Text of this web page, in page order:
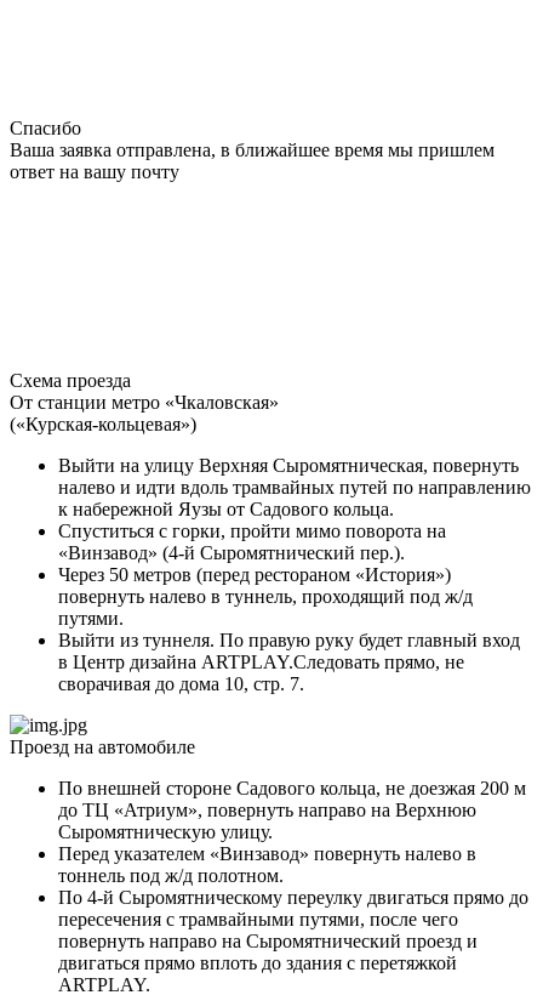
Спасибо
Ваша заявка отправлена, в ближайшее время мы пришлем
ответ на вашу почту
Схема проезда
От станции метро «Чкаловская»
(«Курская-кольцевая»)
Выйти на улицу Верхняя Сыромятническая, повернуть
налево и идти вдоль трамвайных путей по направлению
к набережной Яузы от Садового кольца.
Спуститься с горки, пройти мимо поворота на
«Винзавод» (4-й Сыромятнический пер.).
Через 50 метров (перед рестораном «История»)
повернуть налево в туннель, проходящий под ж/д
путями.
Выйти из туннеля. По правую руку будет главный вход
в Центр дизайна ARTPLAY.Следовать прямо, не
сворачивая до дома 10, стр. 7.
Проезд на автомобиле
По внешней стороне Садового кольца, не доезжая 200 м
до ТЦ «Атриум», повернуть направо на Верхнюю
Сыромятническую улицу.
Перед указателем «Винзавод» повернуть налево в
тоннель под ж/д полотном.
По 4-й Сыромятническому переулку двигаться прямо до
пересечения с трамвайными путями, после чего
повернуть направо на Сыромятнический проезд и
двигаться прямо вплоть до здания с перетяжкой
ARTPLAY.